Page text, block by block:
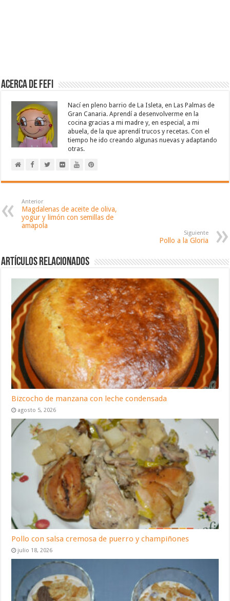
Acerca de Fefi
Nací en pleno barrio de La Isleta, en Las Palmas de
Gran Canaria. Aprendí a desenvolverme en la
cocina gracias a mi madre y, en especial, a mi
abuela, de la que aprendí trucos y recetas. Con el
tiempo he ido creando algunas nuevas y adaptando
otras.
Anterior
Magdalenas de aceite de oliva,
yogur y limón con semillas de
amapola
Siguiente
Pollo a la Gloria
Artículos relacionados
Bizcocho de manzana con leche condensada
agosto 5, 2026
Pollo con salsa cremosa de puerro y champiñones
julio 18, 2026